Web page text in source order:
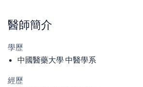
醫師簡介
學歷
中國醫藥大學 中醫學系
經歷